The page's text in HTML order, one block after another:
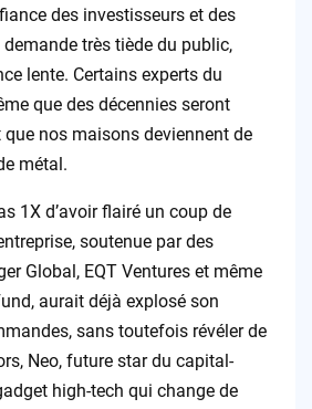
des investisseurs et des
très tiède du public,
lente. Certains experts du
que des décennies seront
nos maisons deviennent de
métal.
1X d’avoir flairé un coup de
soutenue par des
Global, EQT Ventures et même
aurait déjà explosé son
sans toutefois révéler de
Neo, future star du capital-
high-tech qui change de